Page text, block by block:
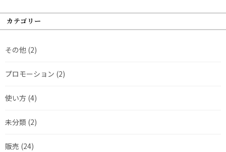
カテゴリー
その他 (2)
プロモーション (2)
使い方 (4)
未分類 (2)
販売 (24)